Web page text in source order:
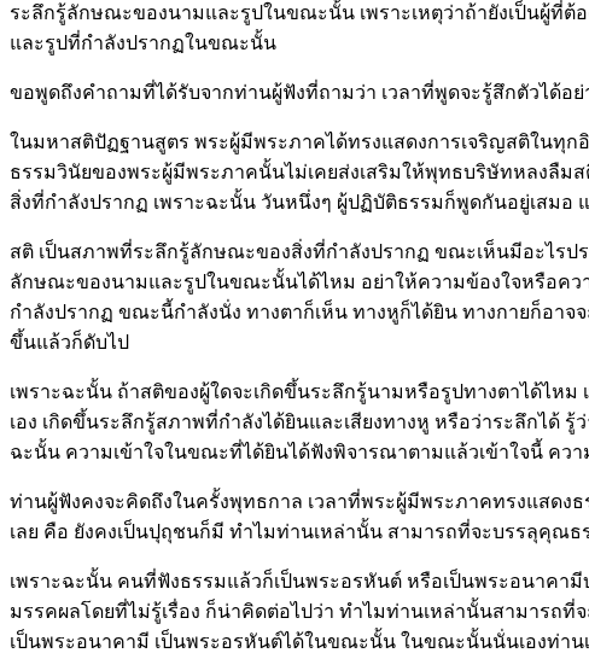
ระลึกรู้ลักษณะของนามและรูปในขณะนั้น เพราะเหตุว่าถ้ายังเป็นผู้ที่
และรูปที่กำลังปรากฏในขณะนั้น
ขอพูดถึงคำถามที่ได้รับจากท่านผู้ฟังที่ถามว่า เวลาที่พูดจะรู้สึกตัวได้อย่
ในมหาสติปัฏฐานสูตร พระผู้มีพระภาคได้ทรงแสดงการเจริญสติในทุ
ธรรมวินัยของพระผู้มีพระภาคนั้นไม่เคยส่งเสริมให้พุทธบริษัทหลงลืม
สิ่งที่กำลังปรากฏ เพราะฉะนั้น วันหนึ่งๆ ผู้ปฏิบัติธรรมก็พูดกันอยู่เสมอ
สติ เป็นสภาพที่ระลึกรู้ลักษณะของสิ่งที่กำลังปรากฏ ขณะเห็นมีอะไร
ลักษณะของนามและรูปในขณะนั้นได้ไหม อย่าให้ความข้องใจหรือค
กำลังปรากฏ ขณะนี้กำลังนั่ง ทางตาก็เห็น ทางหูก็ได้ยิน ทางกายก็อาจ
ขึ้นแล้วก็ดับไป
เพราะฉะนั้น ถ้าสติของผู้ใดจะเกิดขึ้นระลึกรู้นามหรือรูปทางตาได้ไ
เอง เกิดขึ้นระลึกรู้สภาพที่กำลังได้ยินและเสียงทางหู หรือว่าระลึกได้
ฉะนั้น ความเข้าใจในขณะที่ได้ยินได้ฟังพิจารณาตามแล้วเข้าใจนี้ ค
ท่านผู้ฟังคงจะคิดถึงในครั้งพุทธกาล เวลาที่พระผู้มีพระภาคทรงแสด
เลย คือ ยังคงเป็นปุถุชนก็มี ทำไมท่านเหล่านั้น สามารถที่จะบรรลุคุณธ
เพราะฉะนั้น คนที่ฟังธรรมแล้วก็เป็นพระอรหันต์ หรือเป็นพระอนาคา
มรรคผลโดยที่ไม่รู้เรื่อง ก็น่าคิดต่อไปว่า ทำไมท่านเหล่านั้นสามาร
เป็นพระอนาคามี เป็นพระอรหันต์ได้ในขณะนั้น ในขณะนั้นนั่นเองท่